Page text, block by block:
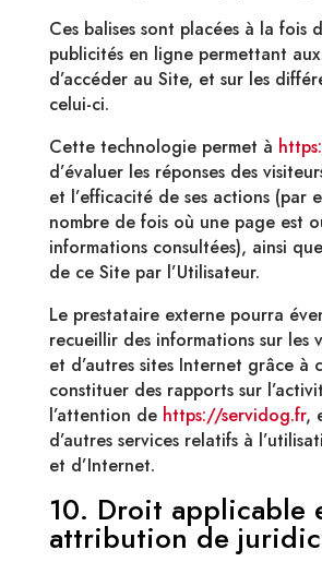
Ces balises sont placées à la fois
publicités en ligne permettant
d’accéder au Site, et sur les
celui-ci.
Cette technologie permet à
d’évaluer les réponses des
et l’efficacité de ses actions (par
nombre de fois où une page est
informations consultées), ainsi
de ce Site par l’Utilisateur.
Le prestataire externe pourra
recueillir des informations sur les
et d’autres sites Internet grâce à
constituer des rapports sur
l’attention de https://servidog.fr,
d’autres services relatifs à
et d’Internet.
10. Droit applicable
attribution de